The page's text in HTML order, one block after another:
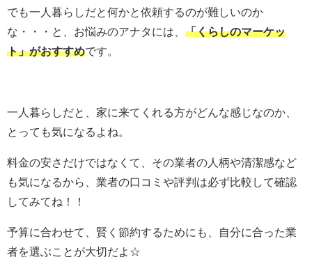
でも一人暮らしだと何かと依頼するのが難しいのか
な・・・と、お悩みのアナタには、 「くらしのマーケッ
ト」がおすすめです。
一人暮らしだと、家に来てくれる方がどんな感じなのか、
とっても気になるよね。
料金の安さだけではなくて、その業者の人柄や清潔感など
も気になるから、業者の口コミや評判は必ず比較して確認
してみてね！！
予算に合わせて、賢く節約するためにも、自分に合った業
者を選ぶことが大切だよ☆